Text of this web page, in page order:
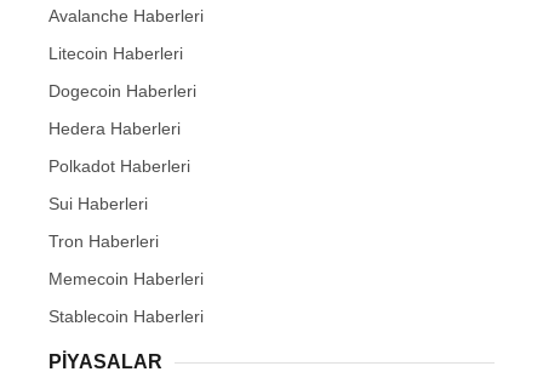
Avalanche Haberleri
Litecoin Haberleri
Dogecoin Haberleri
Hedera Haberleri
Polkadot Haberleri
Sui Haberleri
Tron Haberleri
Memecoin Haberleri
Stablecoin Haberleri
PIYASALAR